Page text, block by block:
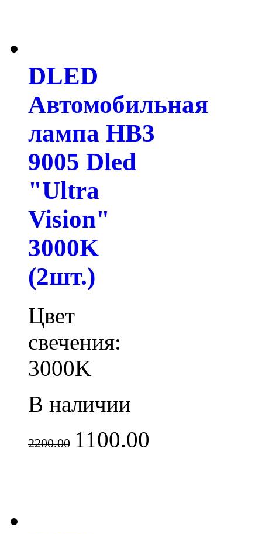
DLED
Автомобильная
лампа HB3
9005 Dled
"Ultra
Vision"
3000K
(2шт.)
Цвет
свечения:
3000K
В наличии
2200.00 1100.00